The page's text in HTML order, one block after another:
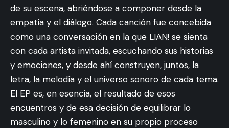
de su escena, abriéndose a componer desde la
empatía y el diálogo. Cada canción fue concebida
como una conversación en la que LIAN! se sienta
con cada artista invitada, escuchando sus historias
y emociones, y desde ahí construyen, juntos, la
letra, la melodía y el universo sonoro de cada tema.
El EP es, en esencia, el resultado de esos
encuentros y de esa decisión de equilibrar lo
masculino y lo femenino en su propio proceso